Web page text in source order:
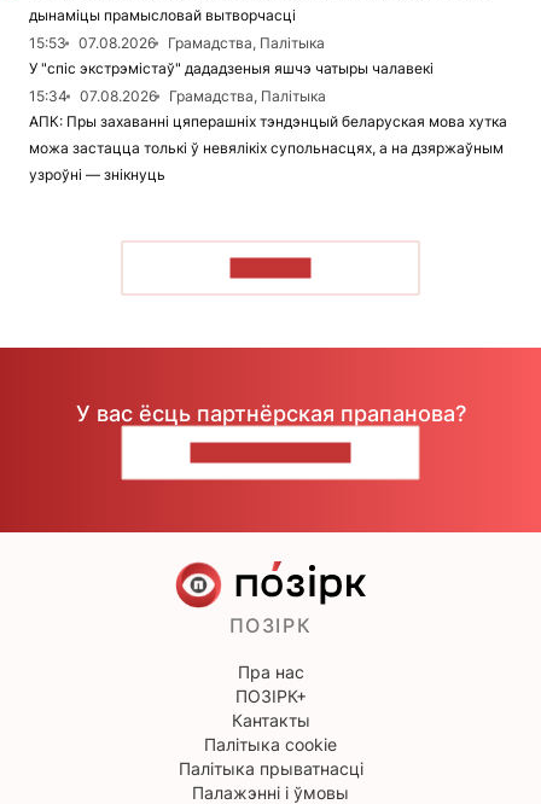
дынаміцы прамысловай вытворчасці
15:53
07.08.2026
Грамадства, Палітыка
У "спіс экстрэмістаў" дададзеныя яшчэ чатыры чалавекі
15:34
07.08.2026
Грамадства, Палітыка
АПК: Пры захаванні цяперашніх тэндэнцый беларуская мова хутка
можа застацца толькі ў невялікіх супольнасцях, а на дзяржаўным
узроўні — знікнуць
У вас ёсць партнёрская прапанова?
ПОЗІРК
Пра нас
ПОЗІРК+
Кантакты
Палітыка cookie
Палітыка прыватнасці
Палажэнні і ўмовы